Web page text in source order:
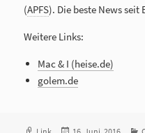
(APFS). Die beste News seit
Weitere Links:
Mac & I (heise.de)
golem.de